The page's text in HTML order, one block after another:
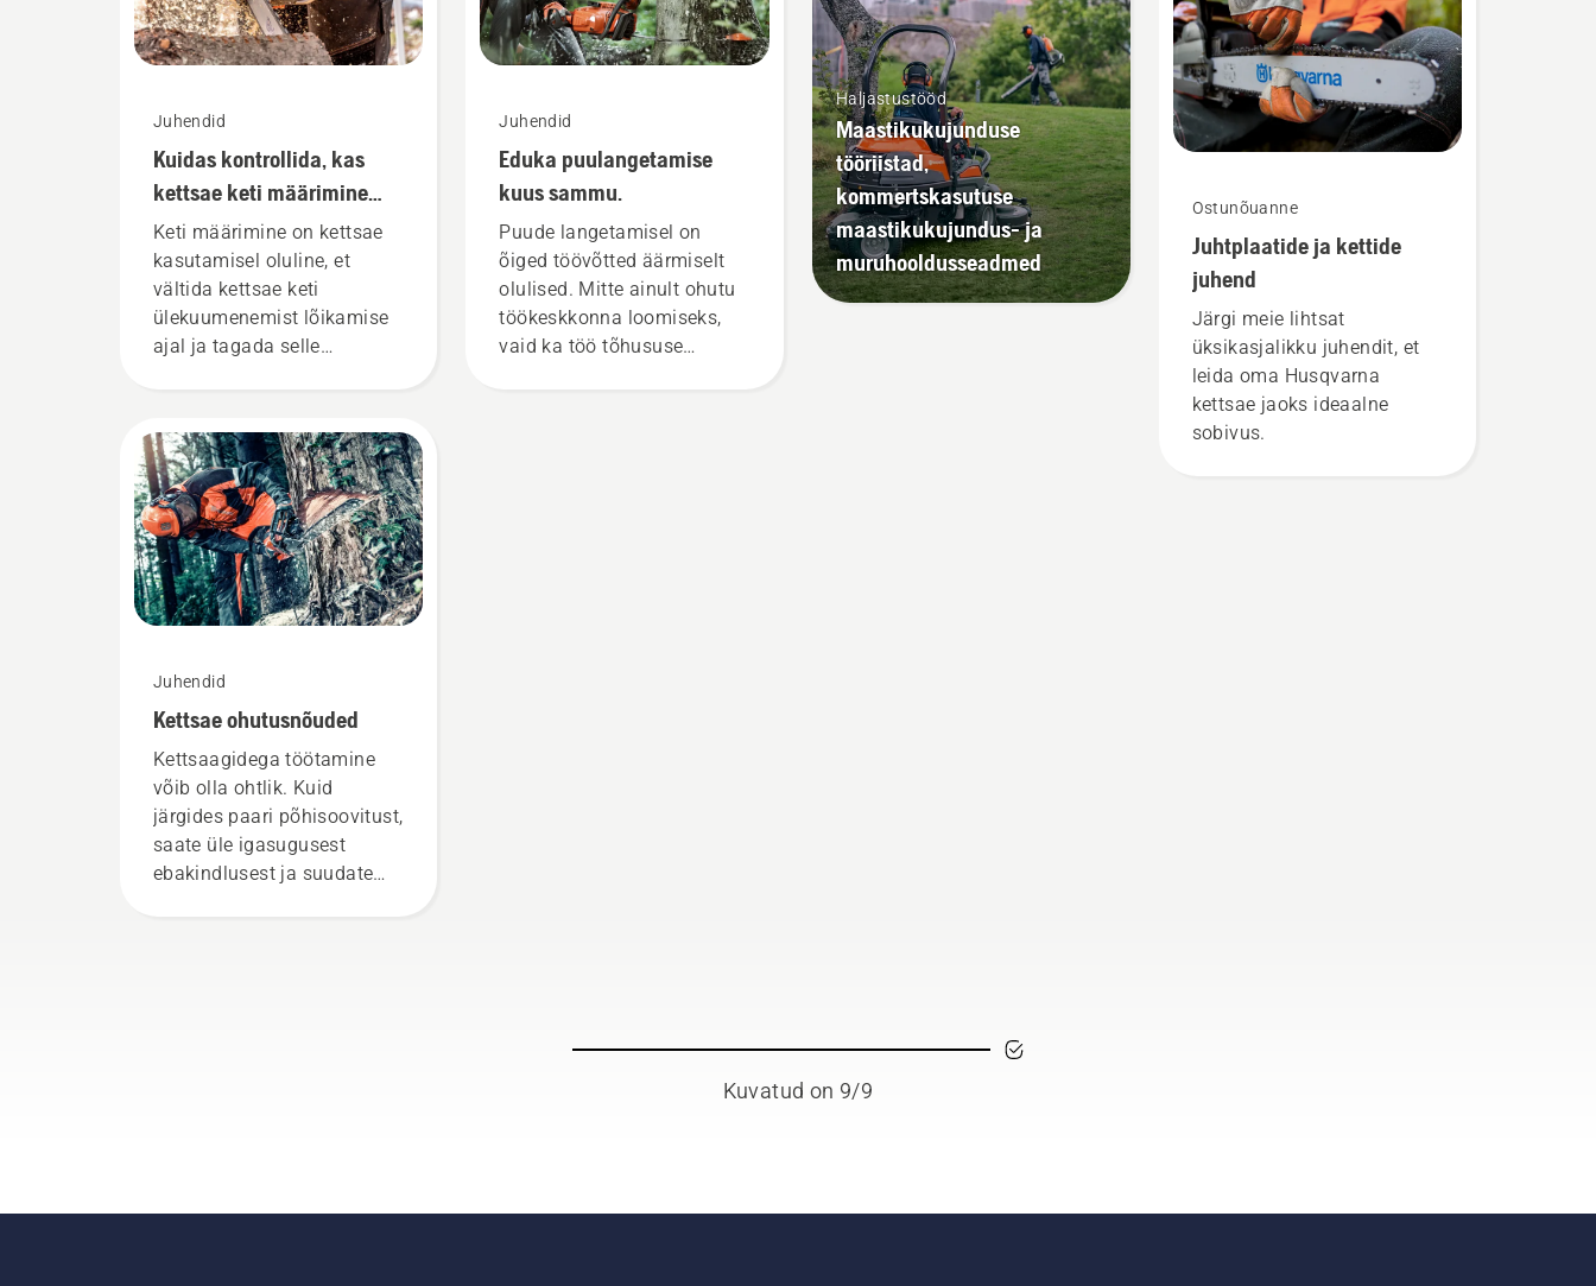
Juhendid
Kuidas kontrollida, kas
kettsae keti määrimine
töötab?
Keti määrimine on kettsae
kasutamisel oluline, et
vältida kettsae keti
ülekuumenemist lõikamise
ajal ja tagada selle
pikendab juhtplaadi ja keti
eluiga. Järgige selles
lühivideos toodud suuniseid
selle kohta, kuidas
kontrollida kettsae keti
määrdesüsteemi töökorras
olekut. Kõigepealt
kontrollige õlitaset.
veenduge, et ketipidur oleks
maha võetud. Pange kettsae
mootor puutüvest mõne
sentimeetri kaugusel tööle.
Õli tüvel tähendab, et
määrdesüsteem toimib.
Juhendid
Kettsae ohutusnõuded
Kettsaagidega töötamine
võib olla ohtlik. Kuid
järgides paari põhisoovitust,
saate üle igasugusest
ebakindlusest ja suudate
Juhendid
Eduka puulangetamise
kuus sammu.
Puude langetamisel on
õiged töövõtted äärmiselt
olulised. Mitte ainult ohutu
töökeskkonna loomiseks,
vaid ka töö tõhususe
Haljastustööd
Maastikukujunduse
tööriistad,
kommertskasutuse
maastikukujundus- ja
muruhooldusseadmed
nõudlikumad kasutajad.
Ostunõuanne
Juhtplaatide ja kettide
juhend
Järgi meie lihtsat
üksikasjalikku juhendit, et
leida oma Husqvarna
kettsae jaoks ideaalne
sobivus.
Kuvatud on 9/9